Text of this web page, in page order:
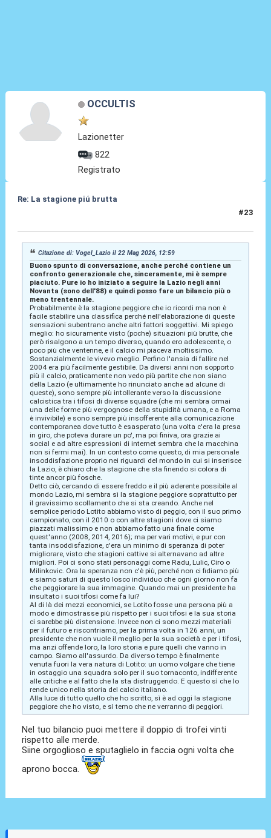
OCCULTIS
Lazionetter
822
Registrato
Re: La stagione piú brutta
#23
Citazione di: Vogel_Lazio il 22 Mag 2026, 12:59
Buono spunto di conversazione, anche perché contiene un
confronto generazionale che, sinceramente, mi è sempre
piaciuto. Pure io ho iniziato a seguire la Lazio negli anni
Novanta (sono dell'88) e quindi posso fare un bilancio più o
meno trentennale.
Probabilmente è la stagione peggiore che io ricordi ma non è
facile stabilire una classifica perché nell'elaborazione di queste
sensazioni subentrano anche altri fattori soggettivi. Mi spiego
meglio: ho sicuramente visto (poche) situazioni più brutte, che
però risalgono a un tempo diverso, quando ero adolescente, o
poco più che ventenne, e il calcio mi piaceva moltissimo.
Sostanzialmente le vivevo meglio. Perfino l'ansia di fallire nel
2004 era più facilmente gestibile. Da diversi anni non sopporto
più il calcio, praticamente non vedo più partite che non siano
della Lazio (e ultimamente ho rinunciato anche ad alcune di
queste), sono sempre più intollerante verso la discussione
calcistica tra i tifosi di diverse squadre (che mi sembra ormai
una delle forme più vergognose della stupidità umana, e a Roma
è invivibile) e sono sempre più insofferente alla comunicazione
contemporanea dove tutto è esasperato (una volta c'era la presa
in giro, che poteva durare un po', ma poi finiva, ora grazie ai
social e ad altre espressioni di internet sembra che la macchina
non si fermi mai). In un contesto come questo, di mia personale
insoddisfazione proprio nei riguardi del mondo in cui si inserisce
la Lazio, è chiaro che la stagione che sta finendo si colora di
tinte ancor più fosche.
Detto ciò, cercando di essere freddo e il più aderente possibile al
mondo Lazio, mi sembra sì la stagione peggiore soprattutto per
il gravissimo scollamento che si sta creando. Anche nel
semplice periodo Lotito abbiamo visto di peggio, con il suo primo
campionato, con il 2010 o con altre stagioni dove ci siamo
piazzati malissimo e non abbiamo fatto una finale come
quest'anno (2008, 2014, 2016); ma per vari motivi, e pur con
tanta insoddisfazione, c'era un minimo di speranza di poter
migliorare, visto che stagioni cattive si alternavano ad altre
migliori. Poi ci sono stati personaggi come Radu, Lulic, Ciro o
Milinkovic. Ora la speranza non c'è più, perché non ci fidiamo più
e siamo saturi di questo losco individuo che ogni giorno non fa
che peggiorare la sua immagine. Quando mai un presidente ha
insultato i suoi tifosi come fa lui?
Al di là dei mezzi economici, se Lotito fosse una persona più a
modo e dimostrasse più rispetto per i suoi tifosi e la sua storia
ci sarebbe più distensione. Invece non ci sono mezzi materiali
per il futuro e riscontriamo, per la prima volta in 126 anni, un
presidente che non vuole il meglio per la sua società e per i tifosi,
ma anzi offende loro, la loro storia e pure quelli che vanno in
campo. Siamo all'assurdo. Da diverso tempo è finalmente
venuta fuori la vera natura di Lotito: un uomo volgare che tiene
in ostaggio una squadra solo per il suo tornaconto, indifferente
alle critiche e al fatto che la sta distruggendo. E questo sì che lo
rende unico nella storia del calcio italiano.
Alla luce di tutto quello che ho scritto, sì è ad oggi la stagione
peggiore che ho visto, e sì temo che ne verranno di peggiori.
Nel tuo bilancio puoi mettere il doppio di trofei vinti
rispetto alle merde.
Siine orgoglioso e sputaglielo in faccia ogni volta che
aprono bocca.